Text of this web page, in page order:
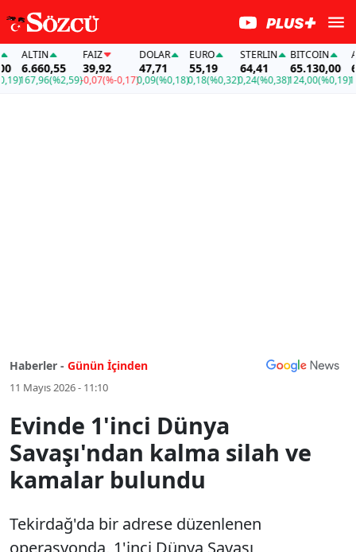
ALTIN
6.660,55
167,96(%2,59)
FAİZ
39,92
-0,07(%-0,17)
DOLAR
47,71
0,09(%0,18)
EURO
55,19
0,18(%0,32)
STERLIN
64,41
0,24(%0,38)
BITCOIN
65.130,00
124,00(%0,19)
Haberler - Günün İçinden
11 Mayıs 2026 - 11:10
Evinde 1'inci Dünya
Savaşı'ndan kalma silah ve
kamalar bulundu
Tekirdağ'da bir adrese düzenlenen
operasyonda, 1'inci Dünya Savaşı